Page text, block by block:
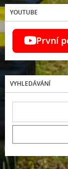
YOUTUBE
První
VYHLEDÁVÁNÍ